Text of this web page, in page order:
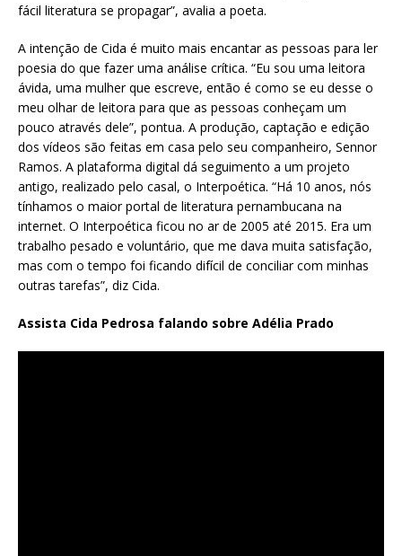
fácil literatura se propagar”, avalia a poeta.
A intenção de Cida é muito mais encantar as pessoas para ler
poesia do que fazer uma análise crítica. “Eu sou uma leitora
ávida, uma mulher que escreve, então é como se eu desse o
meu olhar de leitora para que as pessoas conheçam um
pouco através dele”, pontua. A produção, captação e edição
dos vídeos são feitas em casa pelo seu companheiro, Sennor
Ramos. A plataforma digital dá seguimento a um projeto
antigo, realizado pelo casal, o Interpoética. “Há 10 anos, nós
tínhamos o maior portal de literatura pernambucana na
internet. O Interpoética ficou no ar de 2005 até 2015. Era um
trabalho pesado e voluntário, que me dava muita satisfação,
mas com o tempo foi ficando difícil de conciliar com minhas
outras tarefas”, diz Cida.
Assista Cida Pedrosa falando sobre Adélia Prado